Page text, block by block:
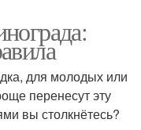
для молодых или
перенесут эту
вы столкнётесь?